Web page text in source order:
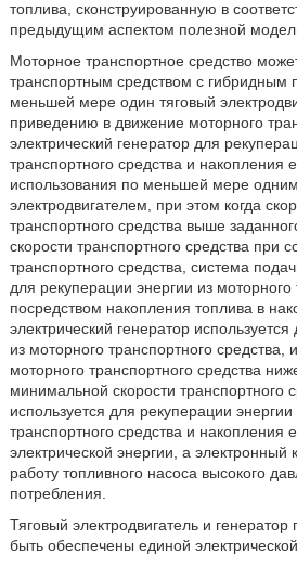
топлива, сконструированную в
предыдущим аспектом полезной
Моторное транспортное средство
транспортным средством с
меньшей мере один тяговый
приведению в движение моторного
электрический генератор для
транспортного средства и
использования по меньшей мере
электродвигателем, при этом когда
транспортного средства выше
скорости транспортного средства при
транспортного средства, система
для рекуперации энергии из моторного
посредством накопления топлива в
электрический генератор
из моторного транспортного средства,
моторного транспортного средства
минимальной скорости транспортного
используется для рекуперации
транспортного средства и накопления
электрической энергии, а электронный
работу топливного насоса высокого
потребления.
Тяговый электродвигатель и генератор
быть обеспечены единой